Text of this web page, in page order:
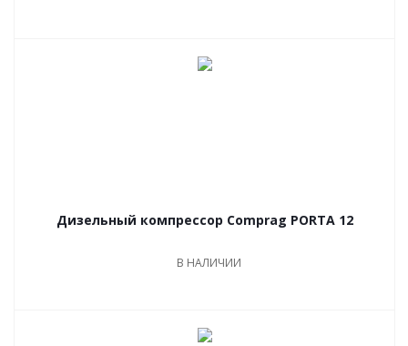
Дизельный компрессор Comprag PORTA 12
В НАЛИЧИИ